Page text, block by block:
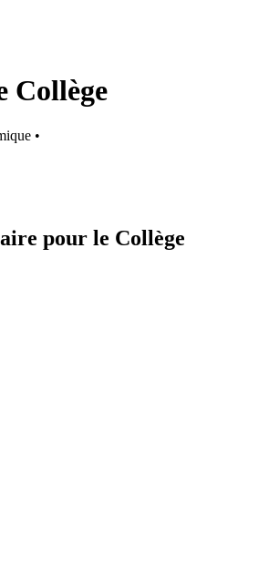
Collège
•
pour le Collège